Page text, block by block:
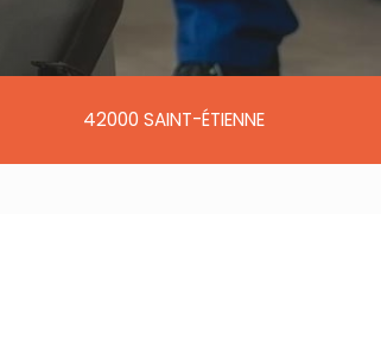
42000 SAINT-ÉTIENNE